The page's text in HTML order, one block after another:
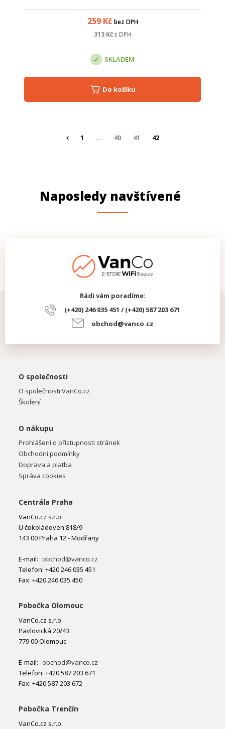
259Kč bez DPH
313 Kčs DPH
SKLADEM
Do košíku
1 ... 40 41 42
Naposledy navštívené
Rádi vám poradíme:
(+420) 246 035 451 / (+420) 587 203 671
obchod@vanco.cz
O společnosti
O společnosti VanCo.cz
Školení
O nákupu
Prohlášení o přístupnosti stránek
Obchodní podmínky
Doprava a platba
Správa cookies
Centrála Praha
VanCo.cz s.r.o.
U čokoládoven 818/9
143 00 Praha 12 - Modřany
E-mail: obchod@vanco.cz
Telefon: +420 246 035 451
Fax: +420 246 035 450
Pobočka Olomouc
VanCo.cz s.r.o.
Pavlovická 20/43
779 00 Olomouc
E-mail: obchod@vanco.cz
Telefon: +420 587 203 671
Fax: +420 587 203 672
Pobočka Trenčín
VanCo.cz s.r.o.